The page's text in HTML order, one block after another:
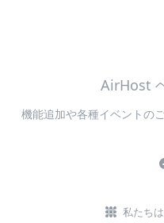
AirHost
機能追加や各種イベントの
私たち